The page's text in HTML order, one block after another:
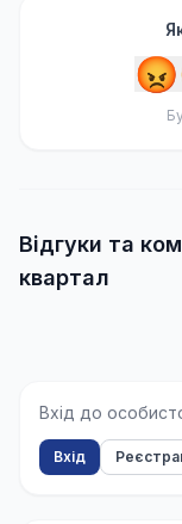
😡
Відгуки та
квартал
Вхід до
Вхід